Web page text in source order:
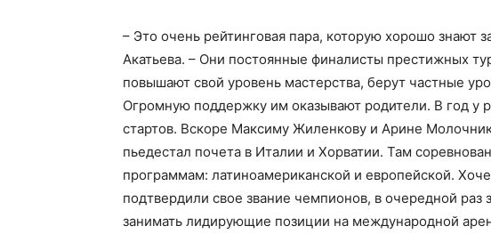
– Это очень рейтинговая пара, которую хорошо знают
Акатьева. – Они постоянные финалисты престижных
повышают свой уровень мастерства, берут частные
Огромную поддержку им оказывают родители. В год у
стартов. Вскоре Максиму Жиленкову и Арине
пьедестал почета в Италии и Хорватии. Там
программам: латиноамериканской и европейской.
подтвердили свое звание чемпионов, в очередной раз
занимать лидирующие позиции на международной